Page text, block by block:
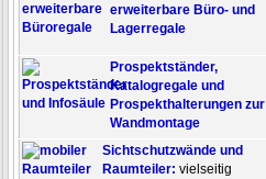
erweiterbare Büro- und
Lagerregale
Prospektständer,
Katalogregale und
Prospekthalterungen zur
Wandmontage
Sichtschutzwände und
Raumteiler: vielseitig